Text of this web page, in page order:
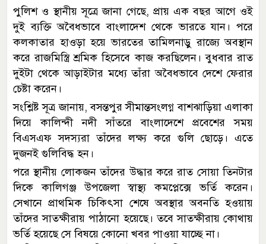
পুলিশ ও স্থানীয় সূত্রে জানা গেছে, প্রায় এক বছর আগে ওই
দুই ব্যক্তি অবৈধভাবে বাংলাদেশ থেকে ভারতে যান। পরে
কলকাতার হাওড়া হয়ে ভারতের তামিলনাড়ু রাজ্যে অবস্থান
করে রাজমিস্ত্রি শ্রমিক হিসেবে কাজ করছিলেন। বুধবার রাত
দুইটা থেকে আড়াইটার মধ্যে তাঁরা অবৈধভাবে দেশে ফেরার
চেষ্টা করেন।
সংশ্লিষ্ট সূত্র জানায়, বসন্তপুর সীমান্তসংলগ্ন বাশঝাড়িয়া এলাকা
দিয়ে কালিন্দী নদী সাঁতরে বাংলাদেশে প্রবেশের সময়
বিএসএফ সদস্যরা তাঁদের লক্ষ্য করে গুলি ছোড়ে। এতে
দুজনই গুলিবিদ্ধ হন।
পরে স্থানীয় লোকজন তাঁদের উদ্ধার করে রাত সোয়া তিনটার
দিকে কালিগঞ্জ উপজেলা স্বাস্থ্য কমপ্লেক্সে ভর্তি করেন।
সেখানে প্রাথমিক চিকিৎসা শেষে অবস্থার অবনতি হওয়ায়
তাঁদের সাতক্ষীরায় পাঠানো হয়েছে। তবে সাতক্ষীরায় কোথায়
ভর্তি হয়েছে সে বিষয়ে কোনো খবর পাওয়া যাচ্ছে না।